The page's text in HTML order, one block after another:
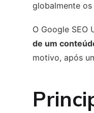
globalmente
O Google SEO
de um
motivo, após